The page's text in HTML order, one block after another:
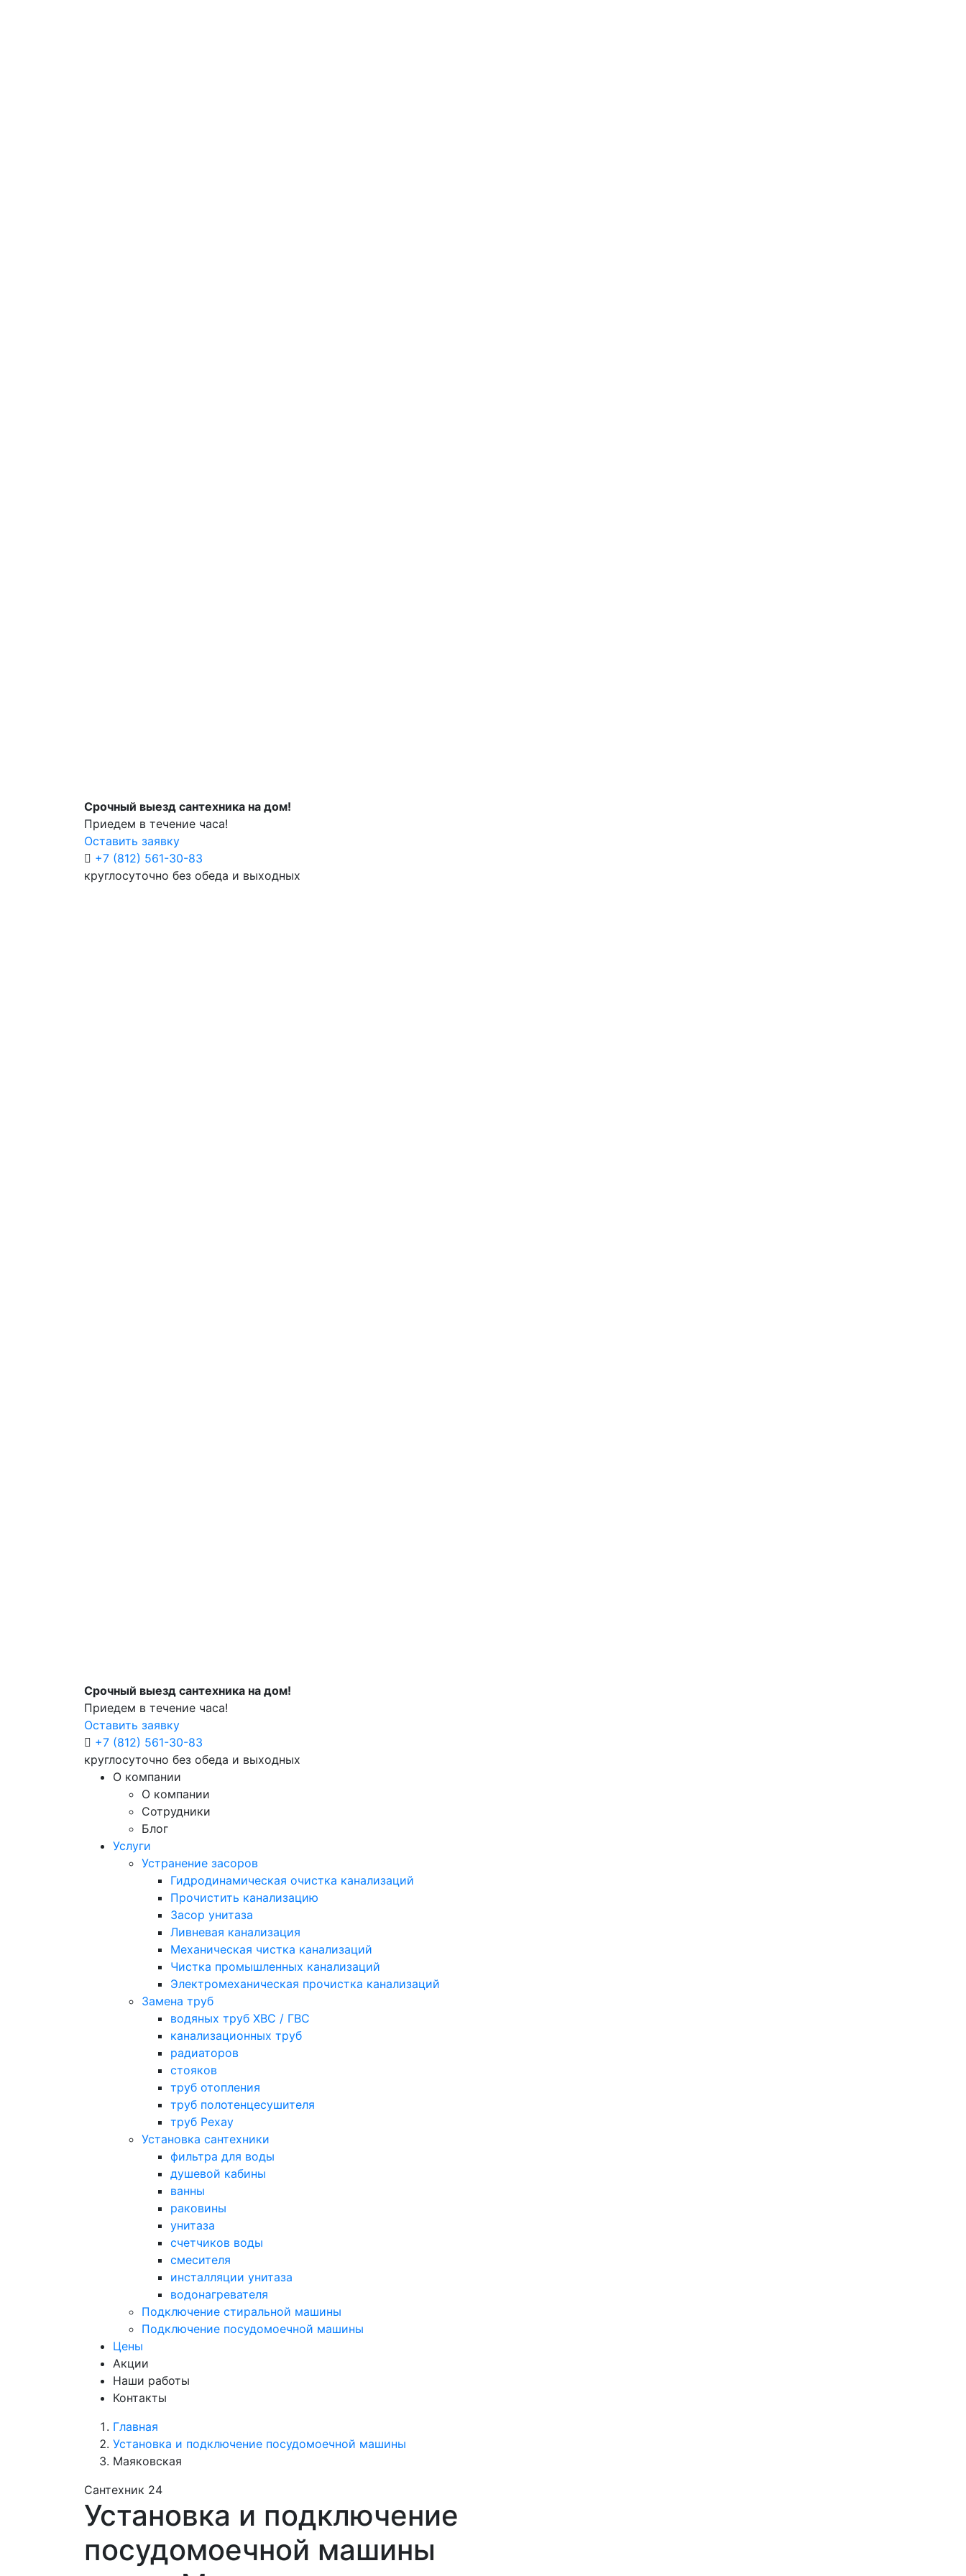
Срочный выезд сантехника на дом!
Приедем в течение часа!
Оставить заявку
+7 (812) 561-30-83
круглосуточно без обеда и выходных
Срочный выезд сантехника на дом!
Приедем в течение часа!
Оставить заявку
+7 (812) 561-30-83
круглосуточно без обеда и выходных
О компании
О компании
Сотрудники
Блог
Услуги
Устранение засоров
Гидродинамическая очистка канализаций
Прочистить канализацию
Засор унитаза
Ливневая канализация
Механическая чистка канализаций
Чистка промышленных канализаций
Электромеханическая прочистка канализаций
Замена труб
водяных труб ХВС / ГВС
канализационных труб
радиаторов
стояков
труб отопления
труб полотенцесушителя
труб Рехау
Установка сантехники
фильтра для воды
душевой кабины
ванны
раковины
унитаза
счетчиков воды
смесителя
инсталляции унитаза
водонагревателя
Подключение стиральной машины
Подключение посудомоечной машины
Цены
Акции
Наши работы
Контакты
Главная
Установка и подключение посудомоечной машины
Маяковская
Сантехник 24
Установка и подключение
посудомоечной машины